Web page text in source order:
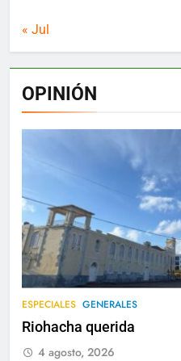
« Jul
OPINIÓN
ESPECIALES GENERALES
Riohacha querida
4 agosto, 2026